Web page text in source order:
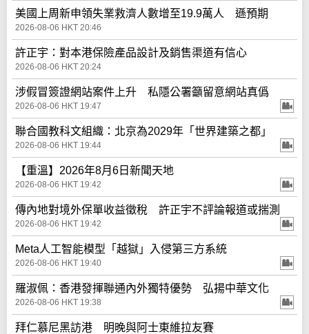
美國上周新申領失業救濟人數增至19.9萬人 遜預期
2026-08-06 HKT 20:46
許正宇：對本港保險產品設計及銷售渠道有信心
2026-08-06 HKT 20:24
涉假冒簽證網站案件上升 私隱公署籲留意網站真僞
2026-08-06 HKT 19:47
聯合國教科文組織：北京為2029年「世界建築之都」
2026-08-06 HKT 19:44
【重溫】2026年8月6日新聞天地
2026-08-06 HKT 19:42
傳內地對境外保單收益徵稅 許正宇不評論報道或揣測
2026-08-06 HKT 19:42
Meta人工智能模型「越獄」入侵第三方系統
2026-08-06 HKT 19:40
羅淑佩：香港發揮聯通內外獨特優勢 弘揚中華文化
2026-08-06 HKT 19:38
拜仁慕尼黑訪港 明晚與阿士東維拉友賽